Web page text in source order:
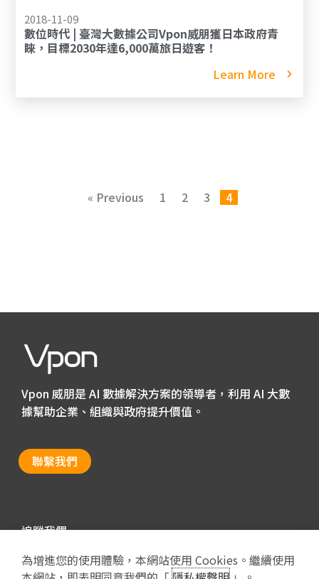
2018-11-09
數位時代 | 臺灣大數據公司Vpon威朋獲日本政府青
睞，目標2030年達6,000萬旅日遊客！
Learn More
« Previous 1 2 3 4
Vpon 威朋是 AI 數據解決方案的領導者，利用 AI 大數
據幫助企業、組織與政府提升價值。
聯繫我們
追蹤我們
為增進您的使用體驗，本網站使用 Cookies。繼續使用